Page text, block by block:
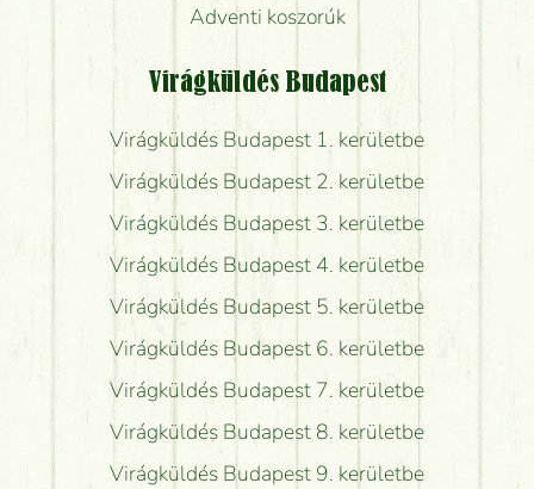
Adventi koszorúk
Virágküldés Budapest
Virágküldés Budapest 1. kerületbe
Virágküldés Budapest 2. kerületbe
Virágküldés Budapest 3. kerületbe
Virágküldés Budapest 4. kerületbe
Virágküldés Budapest 5. kerületbe
Virágküldés Budapest 6. kerületbe
Virágküldés Budapest 7. kerületbe
Virágküldés Budapest 8. kerületbe
Virágküldés Budapest 9. kerületbe